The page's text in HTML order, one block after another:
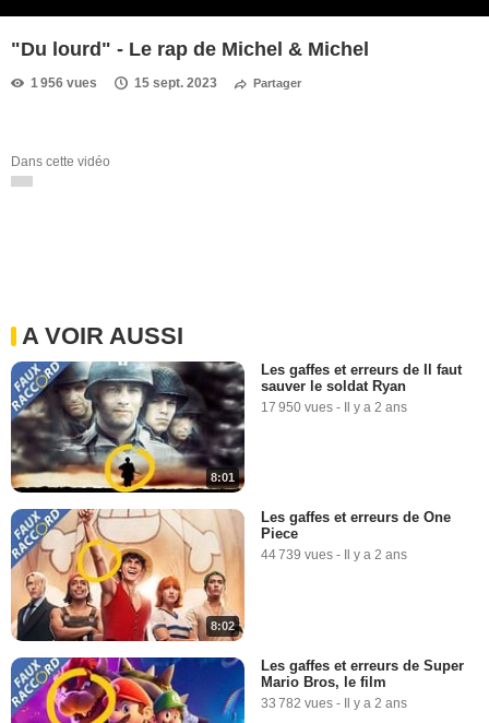
"Du lourd" - Le rap de Michel & Michel
1 956 vues 15 sept. 2023 Partager
Dans cette vidéo
A VOIR AUSSI
8:01
Les gaffes et erreurs de Il faut
sauver le soldat Ryan
17 950 vues - Il y a 2 ans
8:02
Les gaffes et erreurs de One
Piece
44 739 vues - Il y a 2 ans
Les gaffes et erreurs de Super
Mario Bros, le film
33 782 vues - Il y a 2 ans